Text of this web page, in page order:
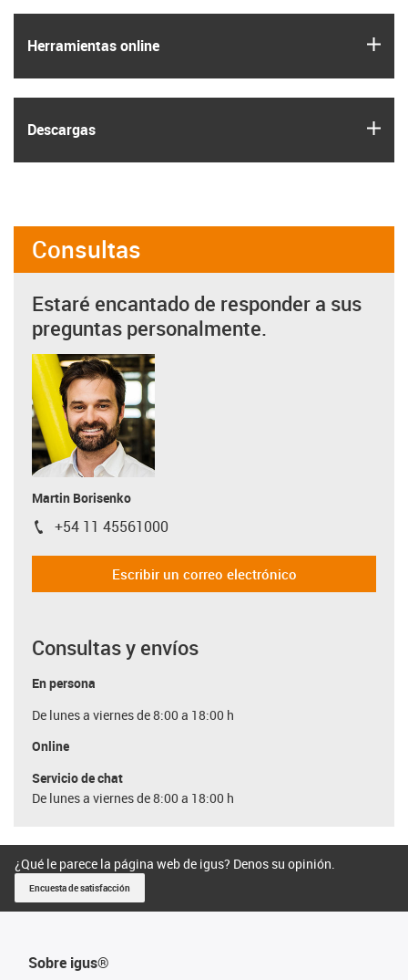
Herramientas online
Descargas
Consultas
Estaré encantado de responder a sus
preguntas personalmente.
Martin Borisenko
igus-icon-phone
+54 11 45561000
Escribir un correo electrónico
Consultas y envíos
En persona
De lunes a viernes de 8:00 a 18:00 h
Online
Servicio de chat
De lunes a viernes de 8:00 a 18:00 h
¿Qué le parece la página web de igus? Denos su opinión.
Encuesta de satisfacción
Sobre igus®